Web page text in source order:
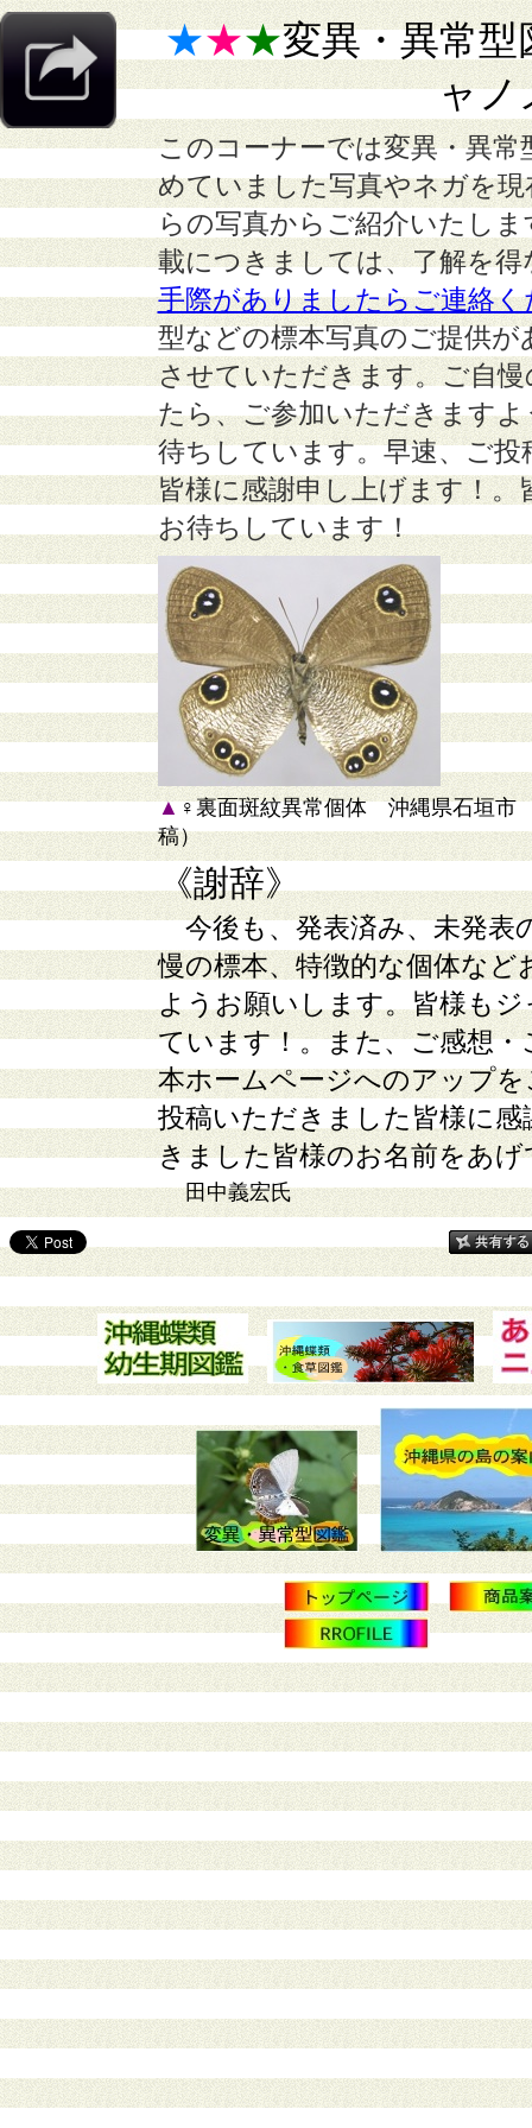
★★★変異・異常型
ャノ
このコーナーでは変異・異
めていました写真やネガを
らの写真からご紹介いたし
載につきましては、了解を
手際がありましたらご連絡く
型などの標本写真のご提供
させていただきます。ご自
たら、ご参加いただきます
待ちしています。早速、ご
皆様に感謝申し上げます！
お待ちしています！
▲♀裏面斑紋異常個体 沖縄県石垣市
稿）
《謝辞》
今後も、発表済み、未発
慢の標本、特徴的な個体な
ようお願いします。皆様も
ています！。また、ご感想
本ホームページへのアップ
投稿いただきました皆様に
きました皆様のお名前をあ
田中義宏氏